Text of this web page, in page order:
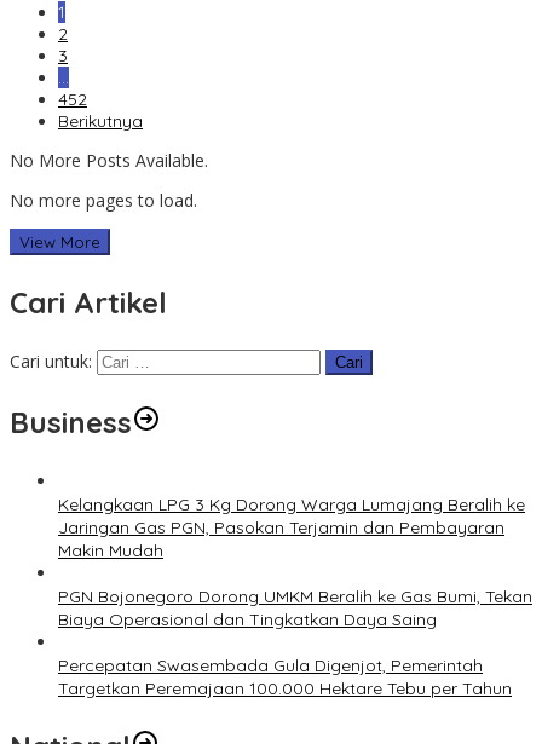
1
2
3
…
452
Berikutnya
No More Posts Available.
No more pages to load.
View More
Cari Artikel
Cari untuk:
Business
Kelangkaan LPG 3 Kg Dorong Warga Lumajang Beralih ke
Jaringan Gas PGN, Pasokan Terjamin dan Pembayaran
Makin Mudah
PGN Bojonegoro Dorong UMKM Beralih ke Gas Bumi, Tekan
Biaya Operasional dan Tingkatkan Daya Saing
Percepatan Swasembada Gula Digenjot, Pemerintah
Targetkan Peremajaan 100.000 Hektare Tebu per Tahun